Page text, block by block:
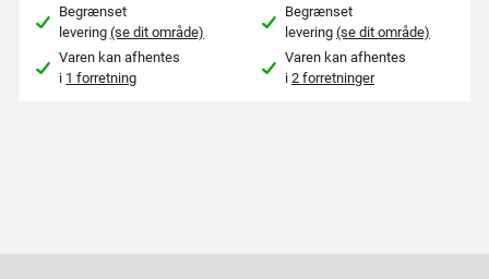
Begrænset
levering(se dit område)
Varen kan afhentes
i 1 forretning
Begrænset
levering(se dit område)
Varen kan afhentes
i2 forretninger